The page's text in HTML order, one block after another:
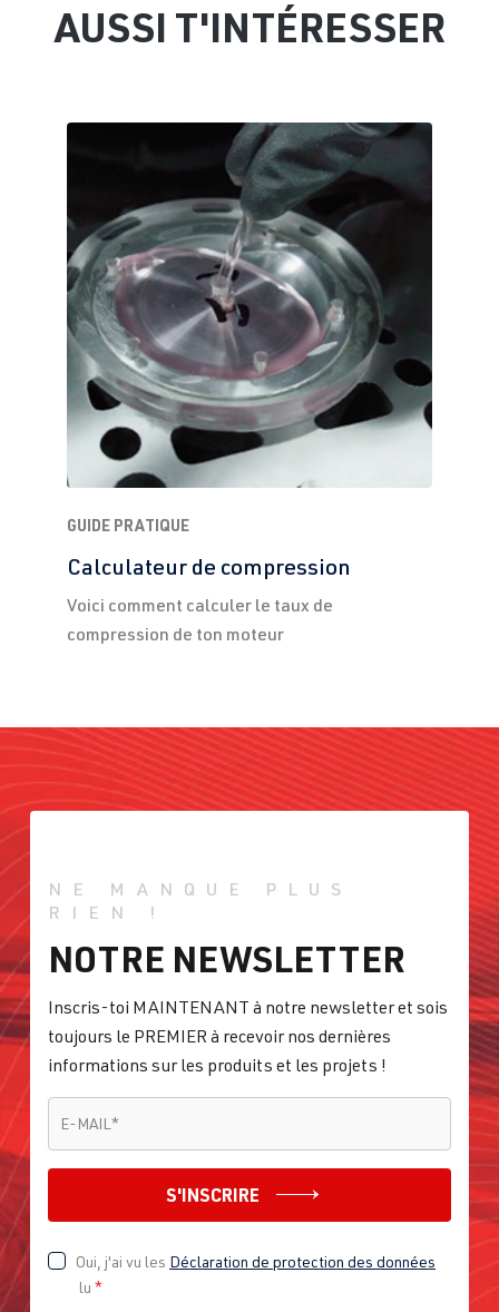
AUSSI T'INTÉRESSER
GUIDE PRATIQUE
Calculateur de compression
Voici comment calculer le taux de
compression de ton moteur
NE MANQUE PLUS
RIEN !
NOTRE NEWSLETTER
Inscris-toi MAINTENANT à notre newsletter et sois
toujours le PREMIER à recevoir nos dernières
informations sur les produits et les projets !
E-MAIL *
S'INSCRIRE
Oui, j'ai vu les Déclaration de protection des données
lu *